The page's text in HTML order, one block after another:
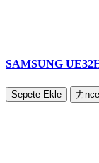
SAMSUNG
Sepete Ekle 力